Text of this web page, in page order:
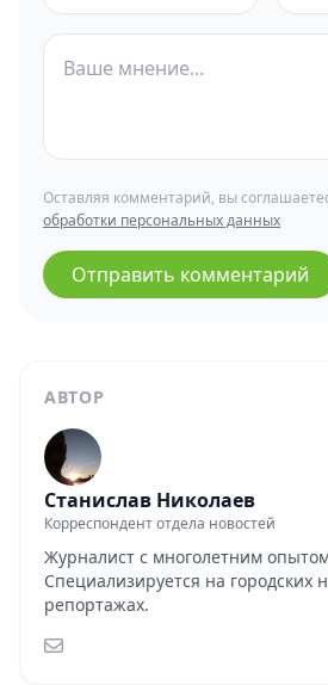
АВТОР
Станислав Николаев
Корреспондент отдела новостей
Журналист с многолетним
Специализируется на городских
репортажах.
Оставляя комментарий, вы
обработки персональных данных
Отправить комментарий